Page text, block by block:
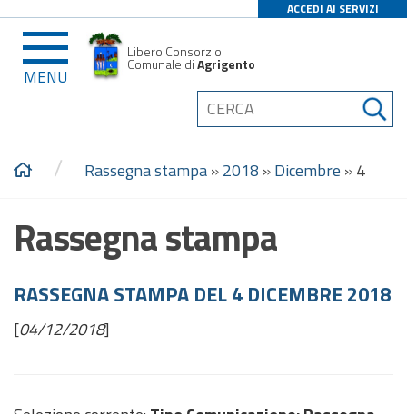
ACCEDI AI SERVIZI
MENU
Libero Consorzio
Comunale diAgrigento
/ Rassegna stampa»2018 »Dicembre »4
Rassegna stampa
RASSEGNA STAMPA DEL 4 DICEMBRE 2018
[04/12/2018]